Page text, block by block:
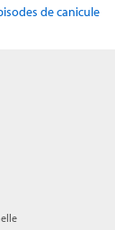
de canicule